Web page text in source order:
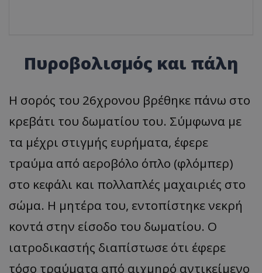
Πυροβολισμός και πάλη
Η σορός του 26χρονου βρέθηκε πάνω στο
κρεβάτι του δωματίου του. Σύμφωνα με
τα μέχρι στιγμής ευρήματα, έφερε
τραύμα από αεροβόλο όπλο (φλόμπερ)
στο κεφάλι και πολλαπλές μαχαιριές στο
σώμα. Η μητέρα του, εντοπίστηκε νεκρή
κοντά στην είσοδο του δωματίου. Ο
ιατροδικαστής διαπίστωσε ότι έφερε
τόσο τραύματα από αιχμηρό αντικείμενο